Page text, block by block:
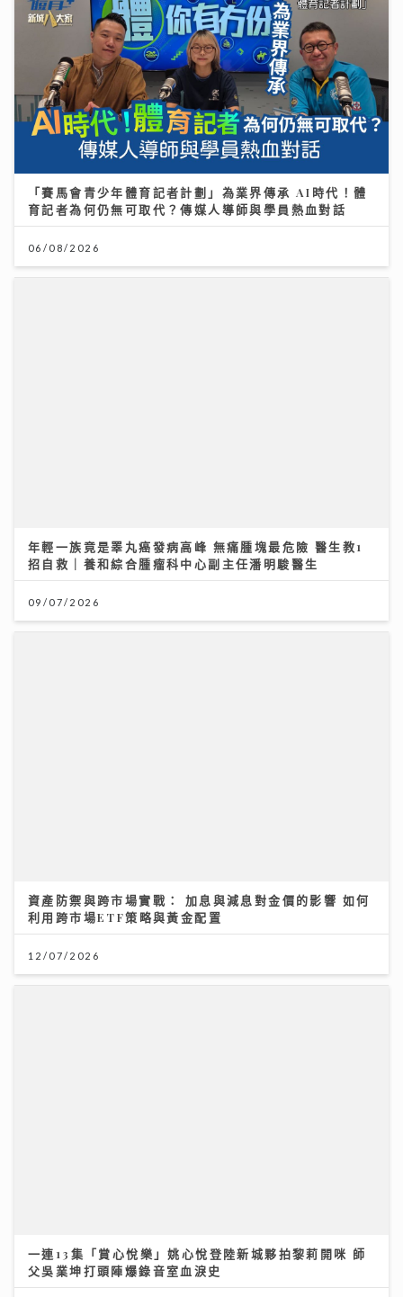
「賽馬會青少年體育記者計劃」為業界傳承 AI時代！體
育記者為何仍無可取代？傳媒人導師與學員熱血對話
06/08/2026
09/07/2026
12/07/2026
一連13集「賞心悅樂」姚心悅登陸新城夥拍黎莉開咪 師
父吳業坤打頭陣爆錄音室血淚史